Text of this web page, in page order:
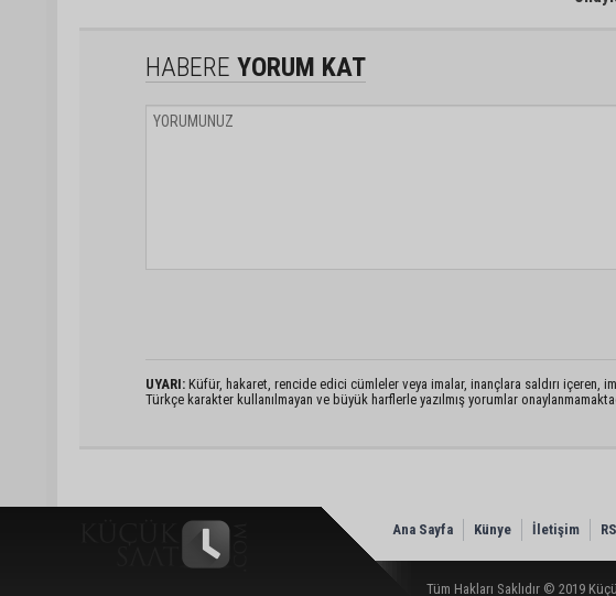
HABERE YORUM KAT
UYARI: Küfür, hakaret, rencide edici cümleler veya imalar, inançlara saldırı içeren,
Türkçe karakter kullanılmayan ve büyük harflerle yazılmış yorumlar
Ana Sayfa Künye İletişim
Tüm Hakları Saklıdır © 2019